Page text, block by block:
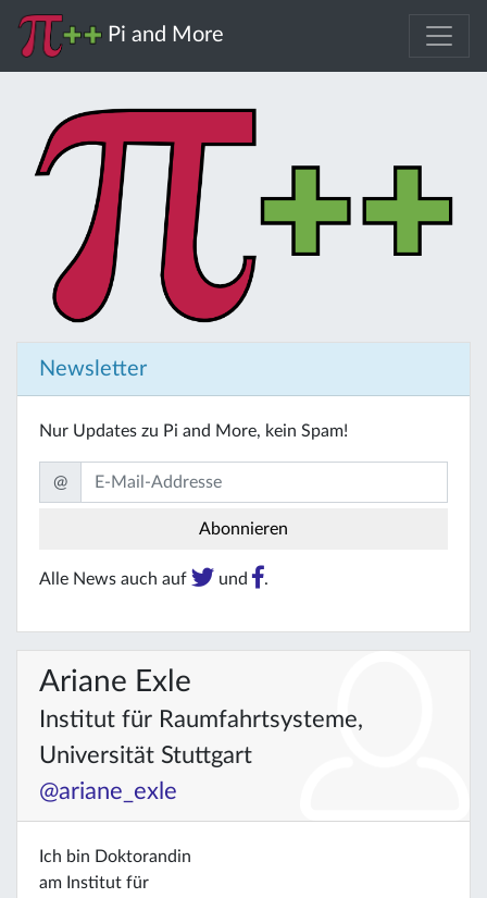
Pi and More
Newsletter
Nur Updates zu Pi and More, kein Spam!
@
Alle News auch auf und .
Ariane Exle
Institut für Raumfahrtsysteme,
Universität Stuttgart
@ariane_exle
Ich bin Doktorandin
am Institut für